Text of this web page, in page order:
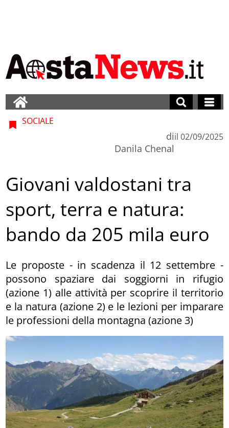
SOCIALE
di
Danila Chenal
il 02/09/2025
Giovani valdostani tra
sport, terra e natura:
bando da 205 mila euro
Le proposte - in scadenza il 12 settembre -
possono spaziare dai soggiorni in rifugio
(azione 1) alle attività per scoprire il territorio
e la natura (azione 2) e le lezioni per imparare
le professioni della montagna (azione 3)